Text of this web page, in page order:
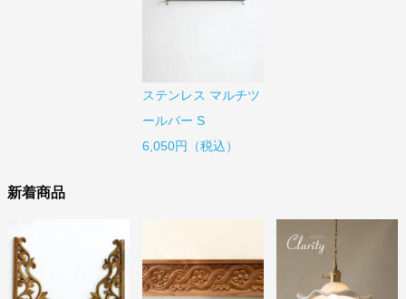
ステンレス マルチツ
ールバー S
6,050円（税込）
新着商品